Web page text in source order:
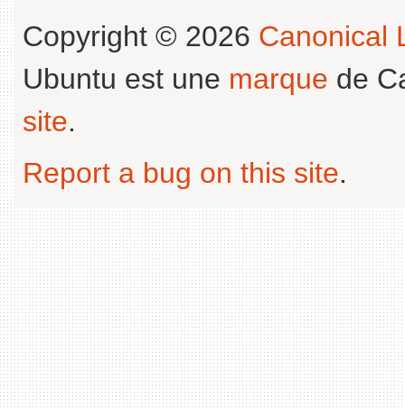
Copyright © 2026 Canonical
Ubuntu est une marque de
site.
Report a bug on this site.